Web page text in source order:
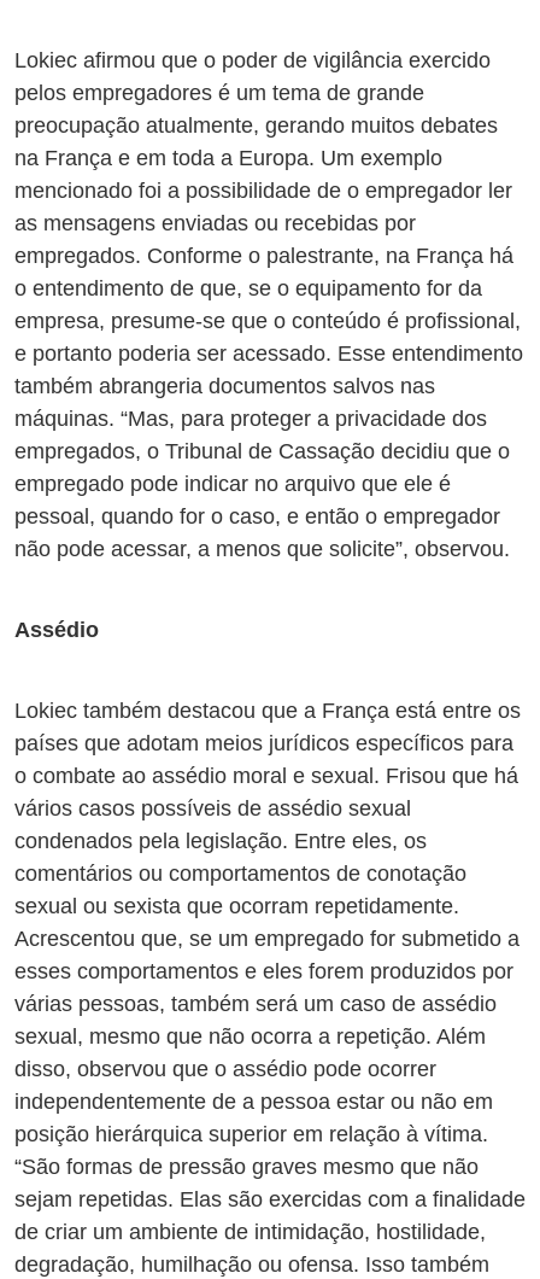
Lokiec afirmou que o poder de vigilância exercido
pelos empregadores é um tema de grande
preocupação atualmente, gerando muitos debates
na França e em toda a Europa. Um exemplo
mencionado foi a possibilidade de o empregador ler
as mensagens enviadas ou recebidas por
empregados. Conforme o palestrante, na França há
o entendimento de que, se o equipamento for da
empresa, presume-se que o conteúdo é profissional,
e portanto poderia ser acessado. Esse entendimento
também abrangeria documentos salvos nas
máquinas. “Mas, para proteger a privacidade dos
empregados, o Tribunal de Cassação decidiu que o
empregado pode indicar no arquivo que ele é
pessoal, quando for o caso, e então o empregador
não pode acessar, a menos que solicite”, observou.
Assédio
Lokiec também destacou que a França está entre os
países que adotam meios jurídicos específicos para
o combate ao assédio moral e sexual. Frisou que há
vários casos possíveis de assédio sexual
condenados pela legislação. Entre eles, os
comentários ou comportamentos de conotação
sexual ou sexista que ocorram repetidamente.
Acrescentou que, se um empregado for submetido a
esses comportamentos e eles forem produzidos por
várias pessoas, também será um caso de assédio
sexual, mesmo que não ocorra a repetição. Além
disso, observou que o assédio pode ocorrer
independentemente de a pessoa estar ou não em
posição hierárquica superior em relação à vítima.
“São formas de pressão graves mesmo que não
sejam repetidas. Elas são exercidas com a finalidade
de criar um ambiente de intimidação, hostilidade,
degradação, humilhação ou ofensa. Isso também